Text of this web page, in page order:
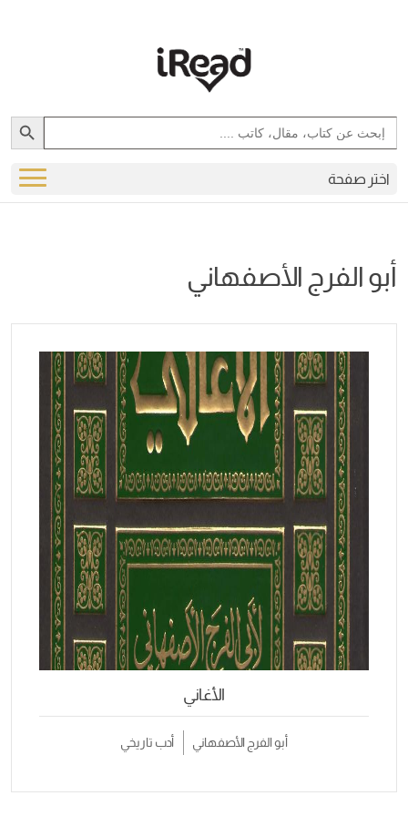
Search
for:
Search Button
اختر صفحة
أبو الفرج الأصفهاني
الأغاني
أبو الفرج الأصفهاني أدب تاريخي